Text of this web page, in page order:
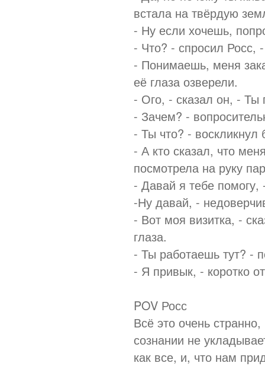
встала на твёрдую
- Ну если хочешь,
- Что? - спросил Росс,
- Понимаешь, меня
её глаза озверели.
- Ого, - сказал он, - Ты
- Зачем? -
- Ты что? - воскликнул
- А кто сказал, что
посмотрела на руку
- Давай я тебе
-Ну давай, -
- Вот моя визитка, -
глаза.
- Ты работаешь тут? -
- Я привык, - коротко
POV Росс
Всё это очень
сознании не
как все, и, что нам